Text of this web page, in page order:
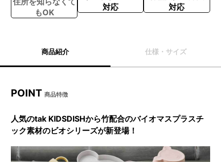
もOK
対応
対応
商品紹介 仕様・サイズ
POINT商品特徴
人気のtak KIDSDISHから竹配合のバイオマスプラスチ
ック素材のビオシリーズが新登場！